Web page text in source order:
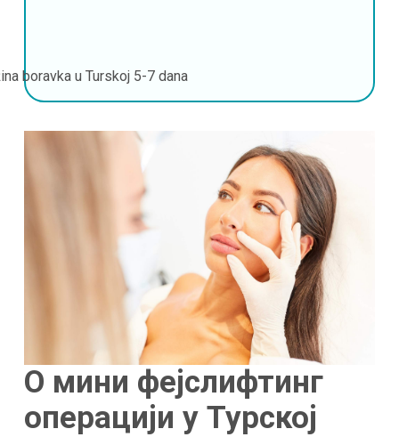
boravka u Turskoj 5-7 dana
О мини фејслифтинг
операцији у Турској